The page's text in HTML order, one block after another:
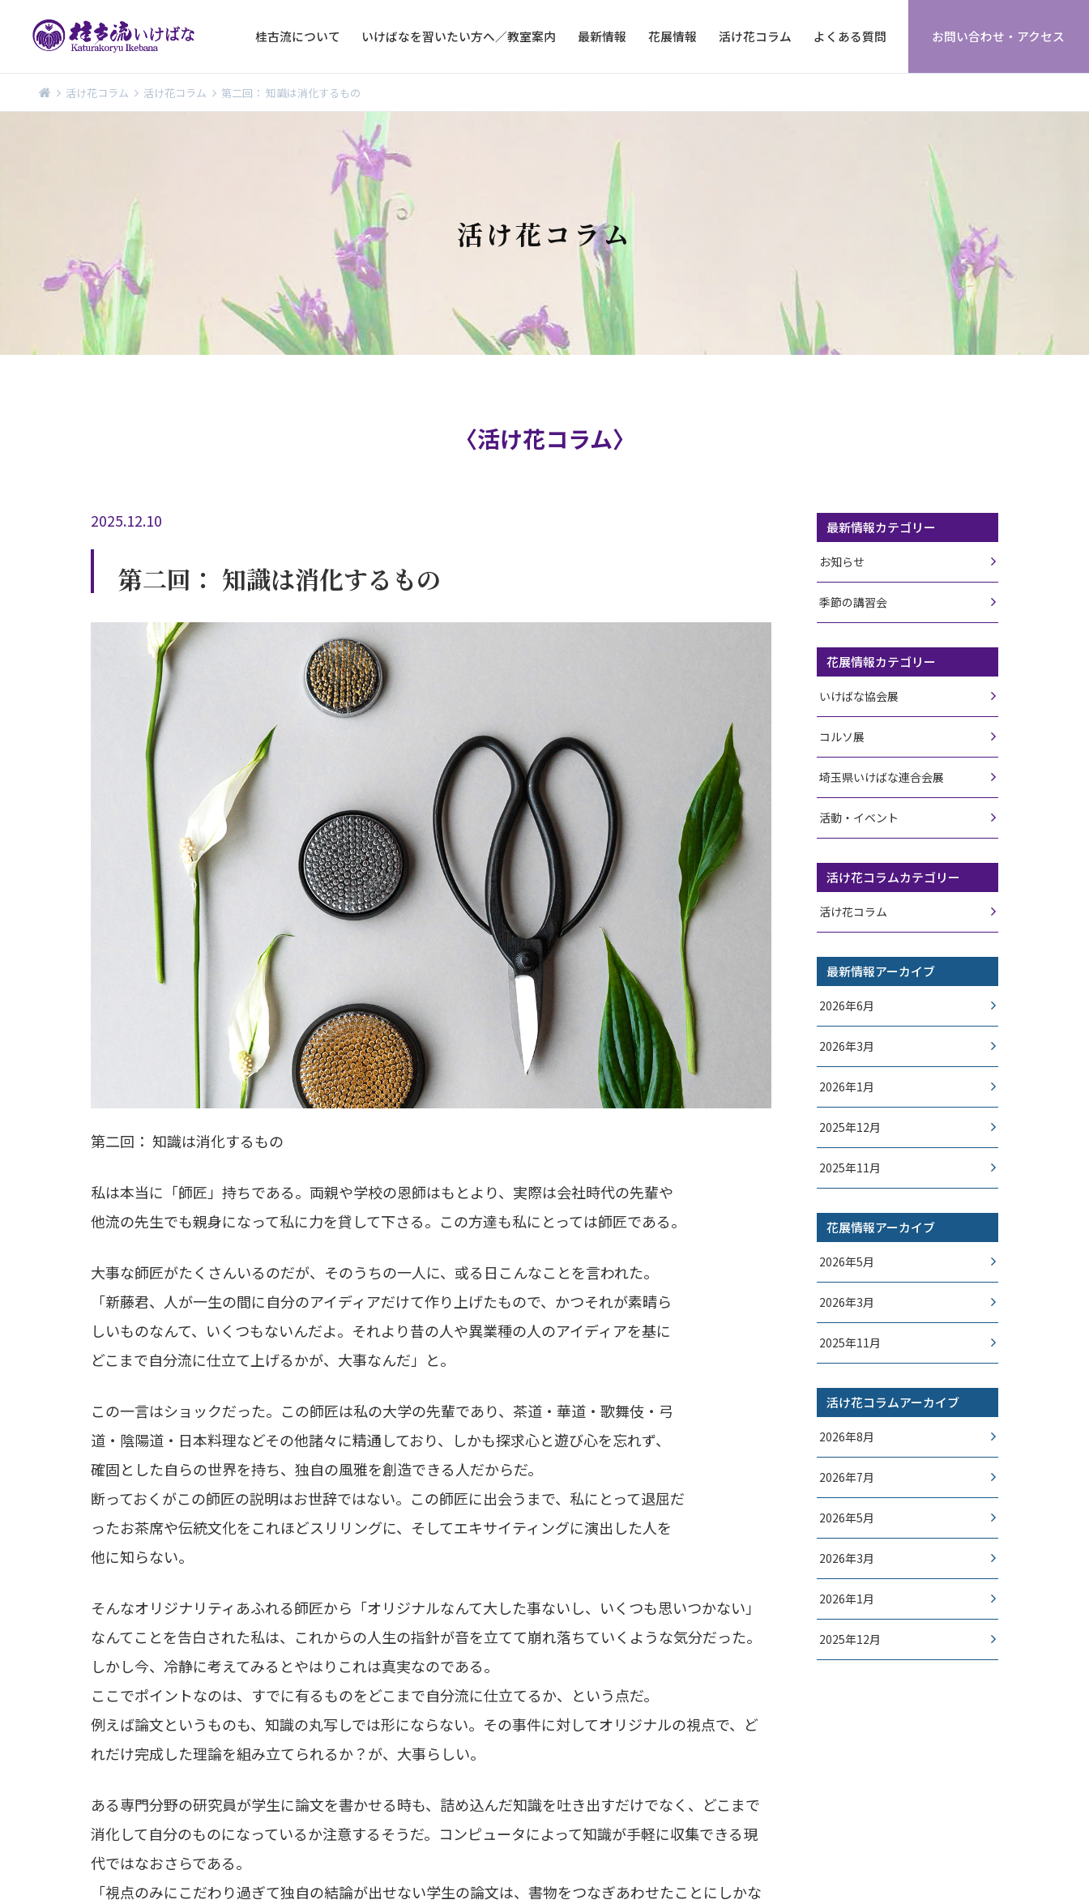
桂古流について いけばなを習いたい方へ／教室案内 最新情報 花展情報 活け花コラム よくある質問 お問い合わせ・アクセス
活け花コラム 活け花コラム 第二回： 知識は消化するもの
活け花コラム
〈活け花コラム〉
2025.12.10
第二回： 知識は消化するもの
第二回： 知識は消化するもの
私は本当に「師匠」持ちである。両親や学校の恩師はもとより、実際は会社時代の先輩や
他流の先生でも親身になって私に力を貸して下さる。この方達も私にとっては師匠である。
大事な師匠がたくさんいるのだが、そのうちの一人に、或る日こんなことを言われた。
「新藤君、人が一生の間に自分のアイディアだけて作り上げたもので、かつそれが素晴ら
しいものなんて、いくつもないんだよ。それより昔の人や異業種の人のアイディアを基に
どこまで自分流に仕立て上げるかが、大事なんだ」と。
この一言はショックだった。この師匠は私の大学の先輩であり、茶道・華道・歌舞伎・弓
道・陰陽道・日本料理などその他諸々に精通しており、しかも探求心と遊び心を忘れず、
確固とした自らの世界を持ち、独自の風雅を創造できる人だからだ。
断っておくがこの師匠の説明はお世辞ではない。この師匠に出会うまで、私にとって退屈だ
ったお茶席や伝統文化をこれほどスリリングに、そしてエキサイティングに演出した人を
他に知らない。
そんなオリジナリティあふれる師匠から「オリジナルなんて大した事ないし、いくつも思いつかない」
なんてことを告白された私は、これからの人生の指針が音を立てて崩れ落ちていくような気分だった。
しかし今、冷静に考えてみるとやはりこれは真実なのである。
ここでポイントなのは、すでに有るものをどこまで自分流に仕立てるか、という点だ。
例えば論文というものも、知識の丸写しでは形にならない。その事件に対してオリジナルの視点で、ど
れだけ完成した理論を組み立てられるか？が、大事らしい。
ある専門分野の研究員が学生に論文を書かせる時も、詰め込んだ知識を吐き出すだけでなく、どこまで
消化して自分のものになっているか注意するそうだ。コンピュータによって知識が手軽に収集できる現
代ではなおさらである。
「視点のみにこだわり過ぎて独自の結論が出せない学生の論文は、書物をつなぎあわせたことにしかな
最新情報カテゴリー
お知らせ
季節の講習会
花展情報カテゴリー
いけばな協会展
コルソ展
埼玉県いけばな連合会展
活動・イベント
活け花コラムカテゴリー
活け花コラム
最新情報アーカイブ
2026年6月
2026年3月
2026年1月
2025年12月
2025年11月
花展情報アーカイブ
2026年5月
2026年3月
2025年11月
活け花コラムアーカイブ
2026年8月
2026年7月
2026年5月
2026年3月
2026年1月
2025年12月